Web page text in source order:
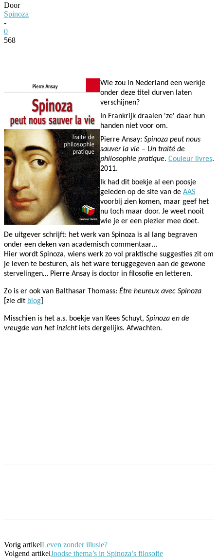
Door
Spinoza
-
0
568
Wie zou in Nederland een werkje
onder deze titel durven laten
verschijnen?
In Frankrijk draaien 'ze' daar hun
handen niet voor om.
Pierre Ansay: Spinoza peut nous
sauver la vie – Un traité de
philosophie pratique. Couleur livres.
2011.
Ik had dit boekje al een poosje
geleden op de site van de AAS
voorbij zien komen, maar geef het
nu toch maar door. Je weet nooit
wie je er een plezier mee doet.
De uitgever schrijft: het werk van Spinoza is al lang begraven
onder een deken van academisch commentaar…
Hier wordt Spinoza, wiens werk zo vol praktische suggesties zit om
je leven te besturen, als het ware teruggegeven aan de gewone
stervelingen… Pierre Ansay is doctor in filosofie en letteren.
Zo is er ook van Balthasar Thomass: Être heureux avec Spinoza
[zie dit blog
Misschien is het a.s. boekje van Kees Schuyt, Spinoza en de
vreugde van het inzichtiets dergelijks. Afwachten.
Vorig artikelLeven zonder illusie?
Volgend artikelJoodse thema’s in Spinoza’s filosofie